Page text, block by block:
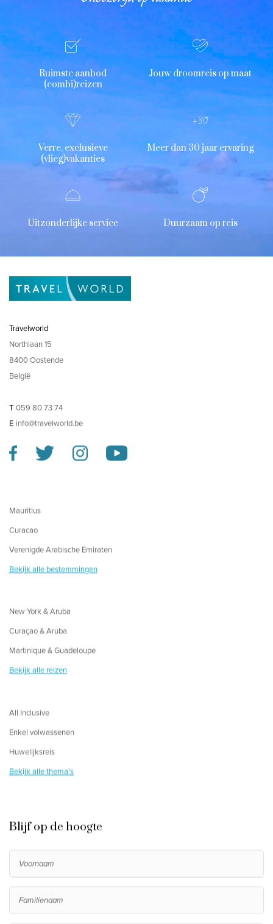
Ruimste aanbod
(combi)reizen
Jouw droomreis op maat
Verre, exclusieve
(vlieg)vakanties
Meer dan 30 jaar ervaring
Uitzonderlijke service Duurzaam op reis
Travelworld
Northlaan 15
8400 Oostende
België
T 059 80 73 74
E info@travelworld.be
Mauritius
Curacao
Verenigde Arabische Emiraten
Bekijk alle bestemmingen
New York & Aruba
Curaçao & Aruba
Martinique & Guadeloupe
Bekijk alle reizen
All Inclusive
Enkel volwassenen
Huwelijksreis
Bekijk alle thema's
Blijf op de hoogte